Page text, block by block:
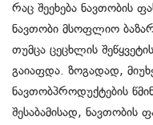
რაც შეეხება ნავთობის
ნავთობი მსოფლიო
თუმცა ცეცხლის
გაიაფდა. ზოგადად,
ნავთობპროდუქტების
შესაბამისად, ნავთობის